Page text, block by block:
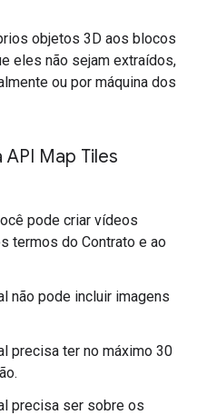
objetos 3D aos blocos
eles não sejam extraídos,
ou por máquina dos
Map Tiles
pode criar vídeos
termos do Contrato e ao
não pode incluir imagens
precisa ter no máximo 30
precisa ser sobre os